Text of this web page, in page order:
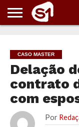
CASO MASTER
Delação
contrato
com
Por